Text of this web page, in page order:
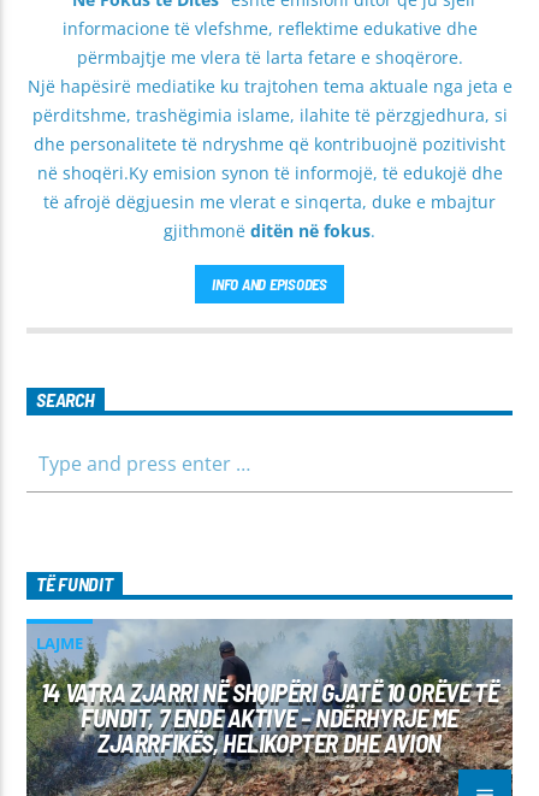
informacione të vlefshme, reflektime edukative dhe
përmbajtje me vlera të larta fetare e shoqërore.
Një hapësirë mediatike ku trajtohen tema aktuale nga jeta e
përditshme, trashëgimia islame, ilahite të përzgjedhura, si
dhe personalitete të ndryshme që kontribuojnë pozitivisht
në shoqëri.Ky emision synon të informojë, të edukojë dhe
të afrojë dëgjuesin me vlerat e sinqerta, duke e mbajtur
gjithmonë ditën në fokus.
INFO AND EPISODES
SEARCH
TË FUNDIT
LAJME
14 VATRA ZJARRI NË SHQIPËRI GJATË 10 ORËVE TË
FUNDIT, 7 ENDE AKTIVE – NDËRHYRJE ME
ZJARRFIKËS, HELIKOPTER DHE AVION